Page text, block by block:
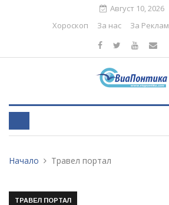
Август 10, 2026
Хороскоп
За нас За
Начало Травел портал
ТРАВЕЛ ПОРТАЛ